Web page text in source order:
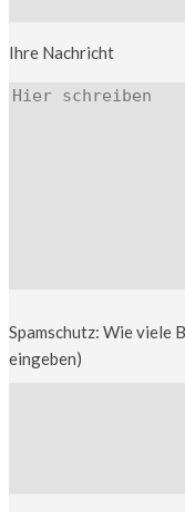
Ihre Nachricht
Spamschutz: Wie viele
eingeben)